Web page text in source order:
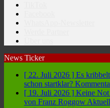
News Ticker
[ 22. Juli 2026 ] Es
schon startklar?
[ 19. Juli 2026 ] Keine
von Franz Roggow